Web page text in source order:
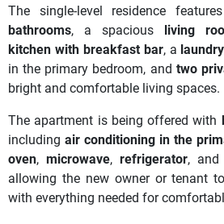
The single-level residence
bathrooms, a spacious living
kitchen with breakfast bar, a
in the primary bedroom, and two
bright and comfortable living spaces.
The apartment is being offered with
including air conditioning in the
oven,microwave,refrigerator,
allowing the new owner or tenant
with everything needed for